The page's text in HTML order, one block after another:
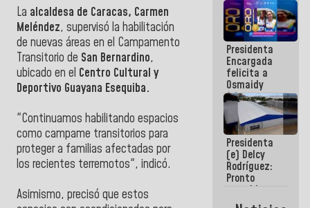
La alcaldesa de Caracas, Carmen
Meléndez, supervisó la habilitación
de nuevas áreas en el Campamento
Transitorio de San Bernardino,
ubicado en el Centro Cultural y
Deportivo Guayana Esequiba.
"Continuamos habilitando espacios
como campame transitorios para
proteger a familias afectadas por
los recientes terremotos", indicó.
Asimismo, precisó que estos
agenda
económica y
ejecución de
fondos de
emergencia
post-sismos
Presidenta
Encargada
felicita a
Osmaidy
Arias y
Giraly
Marcano por
hacer
historia en
los
Centroamericanos
Presidenta
(e) Delcy
Rodríguez:
Pronto
restableceremos
las